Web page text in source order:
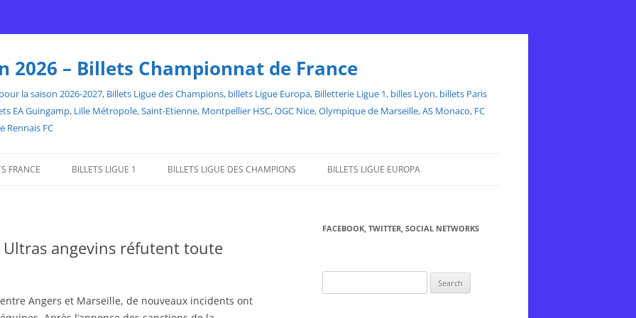
2026 – Billets Championnat de France
la saison 2026-2027, Billets Ligue des Champions, billets Ligue Europa, Billetterie Ligue 1, billes Lyon, billets Paris
EA Guingamp, Lille Métropole, Saint-Etienne, Montpellier HSC, OGC Nice, Olympique de Marseille, AS Monaco, FC
Rennais FC
FRANCE BILLETS LIGUE 1 BILLETS LIGUE DES CHAMPIONS BILLETS LIGUE EUROPA
Ultras angevins réfutent toute
Angers et Marseille, de nouveaux incidents ont
FACEBOOK, TWITTER, SOCIAL NETWORKS
for: